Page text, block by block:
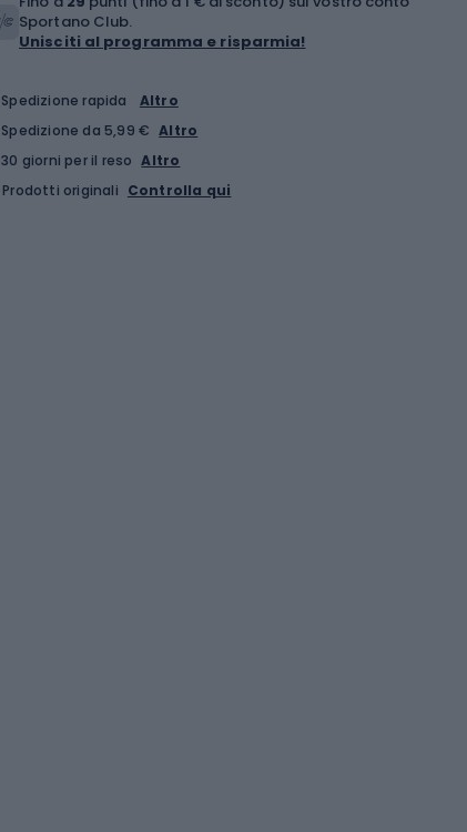
Sportano Club.
Unisciti al programma e risparmia!
Spedizione rapida
Altro
Spedizione da 5,99 € Altro
30 giorni per il reso Altro
Prodotti originali Controlla qui